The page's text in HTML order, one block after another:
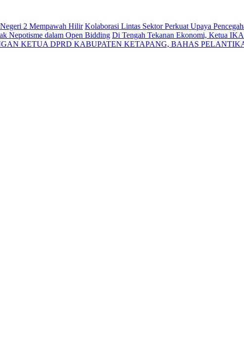
2 Mempawah Hilir Kolaborasi Lintas Sektor Perkuat Upaya
Nepotisme dalam Open Bidding Di Tengah Tekanan Ekonomi, Ketua
KETUA DPRD KABUPATEN KETAPANG, BAHAS